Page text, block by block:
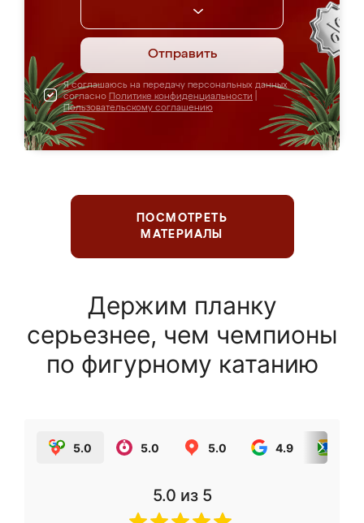
Отправить
Я соглашаюсь на передачу персональных данных
согласно Политике конфиденциальности
Пользовательскому соглашению
ПОСМОТРЕТЬ
МАТЕРИАЛЫ
Держим планку
серьезнее, чем чемпионы
по фигурному катанию
5.0 5.0 5.0 4.9
5.0 из 5